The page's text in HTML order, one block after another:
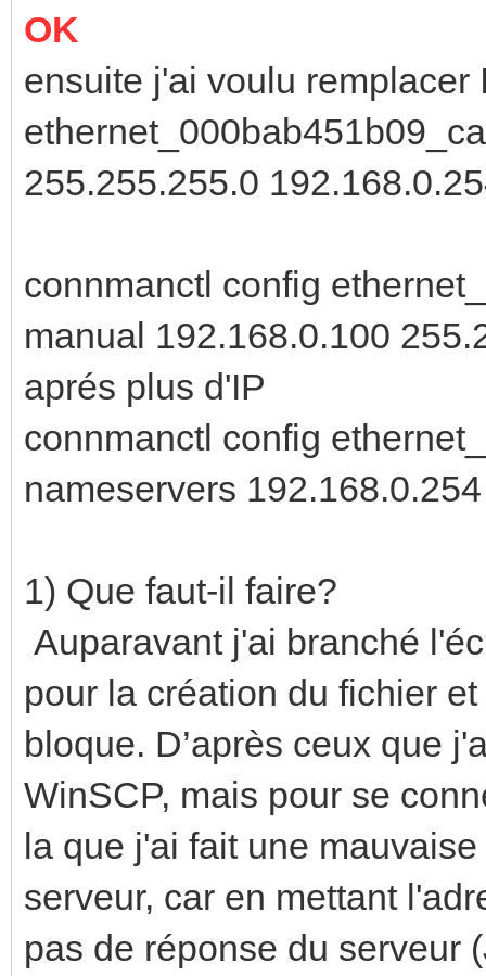
OK
ensuite j'ai voulu remplacer
255.255.255.0
connmanctl config
manual 192.168.0.100
aprés plus d'IP
connmanctl config
nameservers 192.168.0.254
1) Que faut-il faire?
Auparavant j'ai branché
pour la création du fichier
bloque. D’après ceux que
WinSCP, mais pour se
la que j'ai fait une
serveur, car en mettant
pas de réponse du serveur